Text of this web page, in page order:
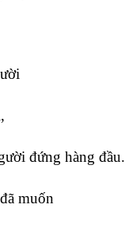
đứng hàng đầu.
muốn